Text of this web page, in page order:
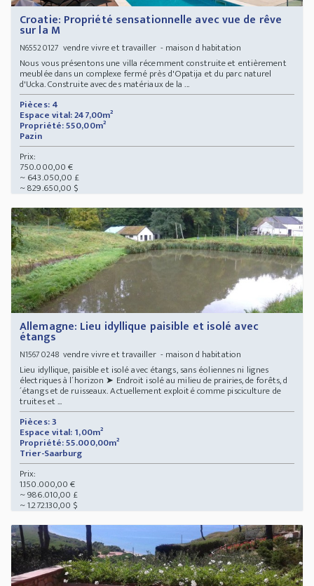
Croatie: Propriété sensationnelle avec vue de rêve
sur la M
N65520127 vendre vivre et travailler - maison d habitation
Nous vous présentons une villa récemment construite et entièrement
meublée dans un complexe fermé près d'Opatija et du parc naturel
d'Ucka. Construite avec des matériaux de la ...
Pièces: 4
Espace vital: 247,00m²
Propriété: 550,00m²
Pazin
Prix:
750.000,00 €
~ 643.050,00 £
~ 829.650,00 $
Allemagne: Lieu idyllique paisible et isolé avec
étangs
N15670248vendre vivre et travailler - maison d habitation
Lieu idyllique, paisible et isolé avec étangs, sans éoliennes ni lignes
électriques à l´horizon ➤ Endroit isolé au milieu de prairies, de forêts, d
´étangs et de ruisseaux. Actuellement exploité comme pisciculture de
truites et ...
Pièces: 3
Espace vital: 1,00m²
Propriété: 55.000,00m²
Trier-Saarburg
Prix:
1.150.000,00 €
~ 986.010,00 £
~ 1.272.130,00 $